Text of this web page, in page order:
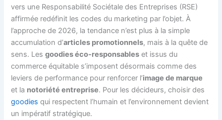
vers une Responsabilité Sociétale des Entreprises (RSE)
affirmée redéfinit les codes du marketing par l’objet. À
l’approche de 2026, la tendance n’est plus à la simple
accumulation d’articles promotionnels, mais à la quête de
sens. Lesgoodies éco-responsables et issus du
commerce équitable s’imposent désormais comme des
leviers de performance pour renforcer l’image de marque
et la notoriété entreprise. Pour les décideurs, choisir des
goodies qui respectent l’humain et l’environnement devient
un impératif stratégique.